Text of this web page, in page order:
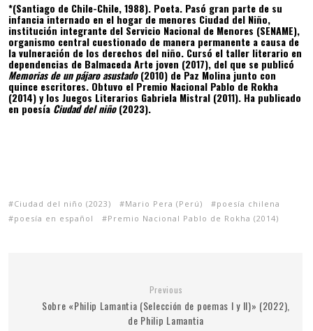
*(Santiago de Chile-Chile, 1988). Poeta. Pasó gran parte de su
infancia internado en el hogar de menores Ciudad del Niño,
institución integrante del Servicio Nacional de Menores (SENAME),
organismo central cuestionado de manera permanente a causa de
la vulneración de los derechos del niño. Cursó el taller literario en
dependencias de Balmaceda Arte joven (2017), del que se publicó
Memorias de un pájaro asustado(2010) de Paz Molina junto con
quince escritores. Obtuvo el Premio Nacional Pablo de Rokha
(2014) y los Juegos Literarios Gabriela Mistral (2011). Ha publicado
en poesía Ciudad del niño(2023).
Ciudad del niño (2023) Mario Pera (Perú)
poesía chilena
poesía en español
Premio Nacional Pablo de Rokha (2014)
Previous
Sobre «Philip Lamantia (Selección de poemas I y II)» (2022),
de Philip Lamantia